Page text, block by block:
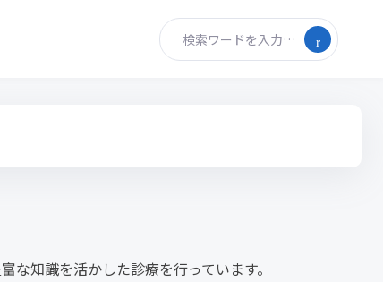
検索ワードを入力…
知識を活かした診療を行っています。